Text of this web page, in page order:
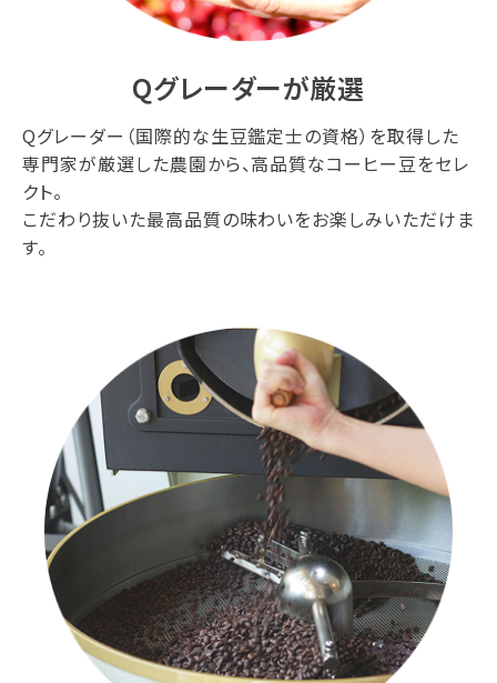
Qグレーダーが厳選
Qグレーダー（国際的な生豆鑑定士の資格）を取得した
専門家が厳選した農園から、高品質なコーヒー豆をセレ
クト。
こだわり抜いた最高品質の味わいをお楽しみいただけま
す。